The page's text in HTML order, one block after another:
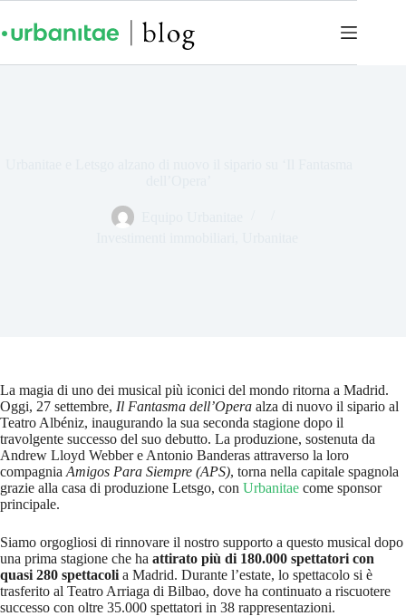
La magia di uno dei musical più iconici del mondo ritorna a Madrid.
Oggi, 27 settembre, Il Fantasma dell’Opera alza di nuovo il sipario al
Teatro Albéniz, inaugurando la sua seconda stagione dopo il
travolgente successo del suo debutto. La produzione, sostenuta da
Andrew Lloyd Webber e Antonio Banderas attraverso la loro
compagnia Amigos Para Siempre (APS), torna nella capitale spagnola
grazie alla casa di produzione Letsgo, con Urbanitae come sponsor
principale.
Siamo orgogliosi di rinnovare il nostro supporto a questo musical dopo
una prima stagione che ha attirato più di 180.000 spettatori con
quasi 280 spettacoli a Madrid. Durante l’estate, lo spettacolo si è
trasferito al Teatro Arriaga di Bilbao, dove ha continuato a riscuotere
successo con oltre 35.000 spettatori in 38 rappresentazioni.